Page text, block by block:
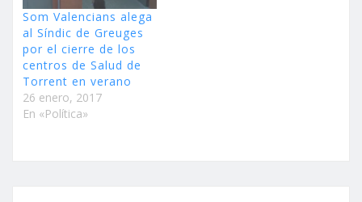
Som Valencians alega
al Síndic de Greuges
por el cierre de los
centros de Salud de
Torrent en verano
26 enero, 2017
En «Política»